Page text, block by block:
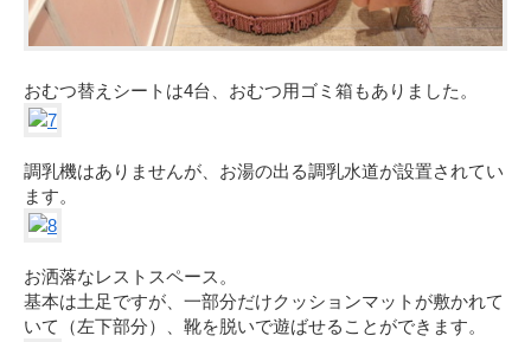
おむつ替えシートは4台、おむつ用ゴミ箱もありました。
調乳機はありませんが、お湯の出る調乳水道が設置されてい
ます。
お洒落なレストスペース。
基本は土足ですが、一部分だけクッションマットが敷かれて
いて（左下部分）、靴を脱いで遊ばせることができます。